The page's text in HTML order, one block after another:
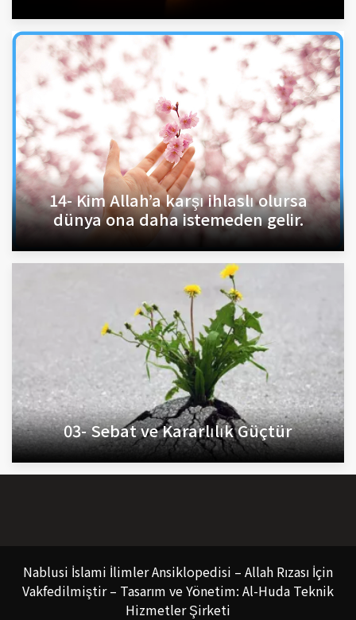
14- Kim Allah’a karşı ihlaslı olursa
dünya ona daha istemeden gelir.
03- Sebat ve Kararlılık Güçtür
Nablusi İslami İlimler Ansiklopedisi – Allah Rızası İçin
Vakfedilmiştir – Tasarım ve Yönetim: Al-Huda Teknik
Hizmetler Şirketi